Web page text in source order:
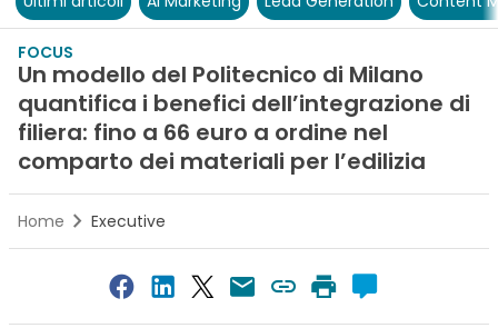
FOCUS
Un modello del Politecnico di Milano
quantifica i benefici dell’integrazione di
filiera: fino a 66 euro a ordine nel
comparto dei materiali per l’edilizia
Home Executive